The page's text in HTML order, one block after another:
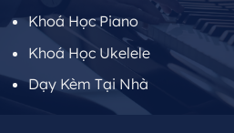
Khoá Học Piano
Khoá Học Ukelele
Dạy Kèm Tại Nhà